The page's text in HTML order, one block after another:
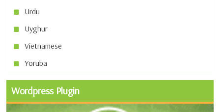
Urdu
Uyghur
Vietnamese
Yoruba
Wordpress Plugin